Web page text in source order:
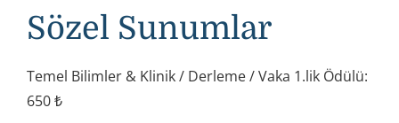
Sözel Sunumlar
Temel Bilimler & Klinik / Derleme / Vaka 1.lik Ödülü:
650 ₺